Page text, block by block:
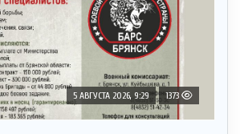
5 АВГУСТА 2026, 9:29 1373